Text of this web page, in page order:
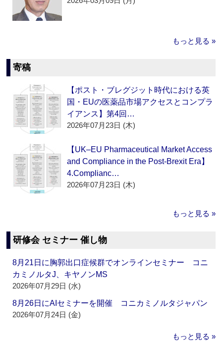
もっと見る »
寄稿
【ポスト・ブレグジット時代における英
国・EUの医薬品市場アクセスとコンプラ
イアンス】第4回…
2026年07月23日 (木)
【UK–EU Pharmaceutical Market Access
and Compliance in the Post-Brexit Era】
4.Complianc…
2026年07月23日 (木)
もっと見る »
研修会 セミナー 催し物
8月21日に胸郭出口症候群でオンラインセミナー コニ
カミノルタJ、キヤノンMS
2026年07月29日 (水)
8月26日にAIセミナーを開催 コニカミノルタジャパン
2026年07月24日 (金)
もっと見る »